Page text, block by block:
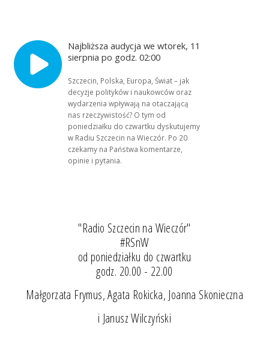
Najbliższa audycja we wtorek, 11
sierpnia po godz. 02:00
Szczecin, Polska, Europa, Świat – jak
decyzje polityków i naukowców oraz
wydarzenia wpływają na otaczającą
nas rzeczywistość? O tym od
poniedziałku do czwartku dyskutujemy
w Radiu Szczecin na Wieczór. Po 20
czekamy na Państwa komentarze,
opinie i pytania.
"Radio Szczecin na Wieczór"
#RSnW
od poniedziałku do czwartku
godz. 20.00 - 22.00
Małgorzata Frymus, Agata Rokicka, Joanna Skonieczna
i Janusz Wilczyński